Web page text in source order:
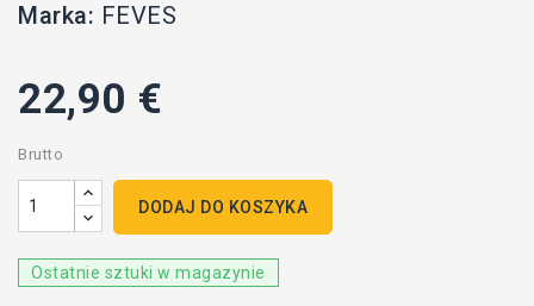
Marka: FEVES
22,90 €
Brutto
DODAJ DO KOSZYKA
Ostatnie sztuki w magazynie